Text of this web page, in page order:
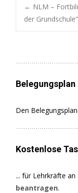
Post
← NLM –
der Grundschule“
Den
Kostenlose
... für Lehrkräfte
beantragen.